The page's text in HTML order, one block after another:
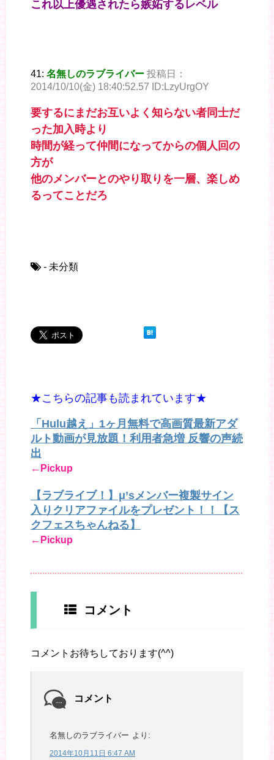
これ以上優遇されたら嫉妬するレベル
41: 名無しのラブライバー 投稿日：
2014/10/10(金) 18:40:52.57 ID:LzyUrgOY
要するにまだお互いよく知らない者同士だ
った加入時より
時間が経って仲間になってからの個人回の
方が
他のメンバーとのやり取りを一層、楽しめ
るってことだろ
- 未分類
★こちらの記事も読まれています★
「Hulu越え」1ヶ月無料で高画質最新アダ
ルト動画が見放題！利用者急増 反響の声続
出
←Pickup
【ラブライブ！】μ’sメンバー複製サイン
入りクリアファイルをプレゼント！！【ス
クフェスちゃんねる】
←Pickup
コメント
コメントお待ちしております(^^)
コメント
名無しのラブライバー より:
2014年10月11日 6:47 AM